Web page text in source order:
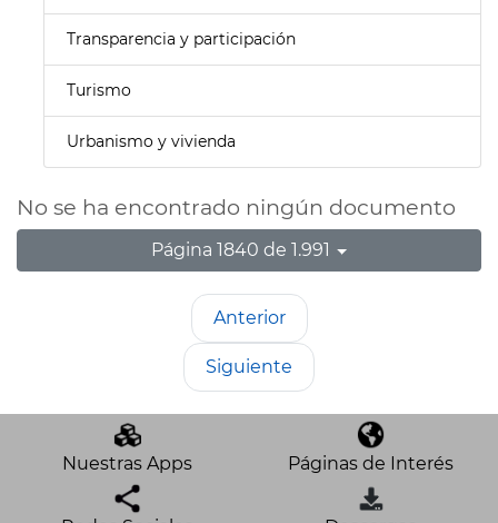
Transparencia y participación
Turismo
Urbanismo y vivienda
No se ha encontrado ningún documento
Página 1840 de 1.991
Anterior
Siguiente
Nuestras Apps Páginas de Interés